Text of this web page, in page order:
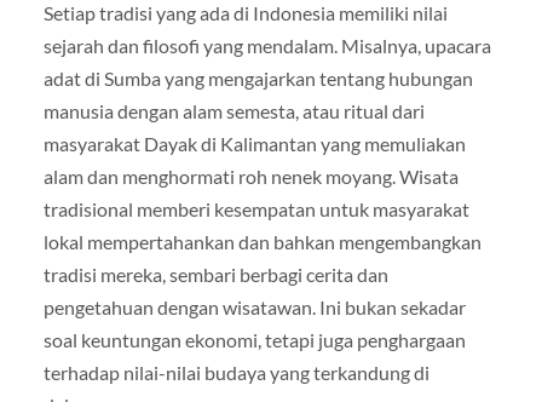
Setiap tradisi yang ada di Indonesia memiliki nilai
sejarah dan filosofi yang mendalam. Misalnya, upacara
adat di Sumba yang mengajarkan tentang hubungan
manusia dengan alam semesta, atau ritual dari
masyarakat Dayak di Kalimantan yang memuliakan
alam dan menghormati roh nenek moyang. Wisata
tradisional memberi kesempatan untuk masyarakat
lokal mempertahankan dan bahkan mengembangkan
tradisi mereka, sembari berbagi cerita dan
pengetahuan dengan wisatawan. Ini bukan sekadar
soal keuntungan ekonomi, tetapi juga penghargaan
terhadap nilai-nilai budaya yang terkandung di